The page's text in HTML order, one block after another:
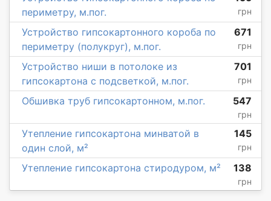
периметру, м.пог.
грн
Устройство гипсокартонного короба по
периметру (полукруг), м.пог.
671
грн
Устройство ниши в потолоке из
гипсокартона с подсветкой, м.пог.
701
грн
Обшивка труб гипсокартонном, м.пог. 547
грн
Утепление гипсокартона минватой в
один слой, м²
145
грн
Утепление гипсокартона стиродуром, м² 138
грн